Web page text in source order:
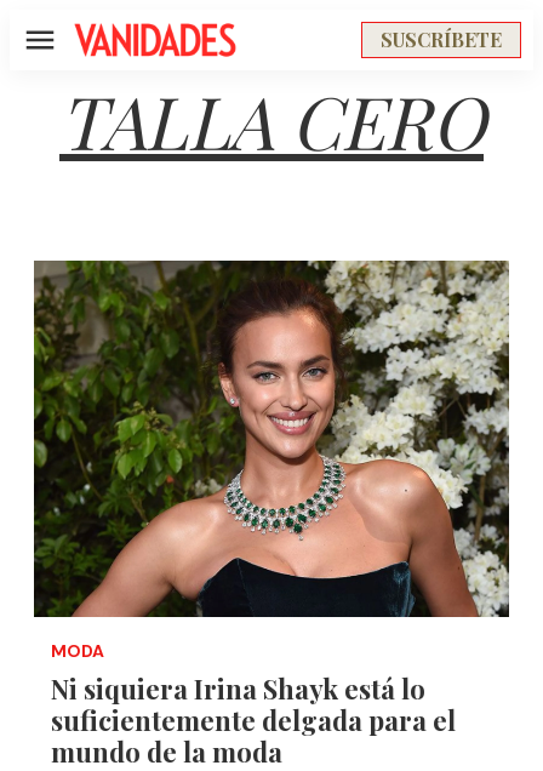
Menú SUSCRÍBETE
TALLA CERO
MODA
Ni siquiera Irina Shayk está lo
suficientemente delgada para el
mundo de la moda